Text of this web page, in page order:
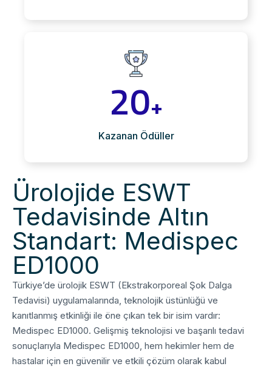
20+
Kazanan Ödüller
Ürolojide ESWT
Tedavisinde Altın
Standart: Medispec
ED1000
Türkiye’de ürolojik ESWT (Ekstrakorporeal Şok Dalga
Tedavisi) uygulamalarında, teknolojik üstünlüğü ve
kanıtlanmış etkinliği ile öne çıkan tek bir isim vardır:
Medispec ED1000. Gelişmiş teknolojisi ve başarılı tedavi
sonuçlarıyla Medispec ED1000, hem hekimler hem de
hastalar için en güvenilir ve etkili çözüm olarak kabul